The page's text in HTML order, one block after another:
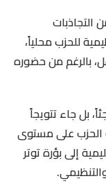
التجاذبات
للحزب محلياً،
بالرغم من حضوره
بل جاء تتويجاً
الحزب على مستوى
إلى بؤرة توتر